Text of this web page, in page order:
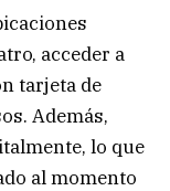
acceder a
tarjeta de
Además,
lo que
al momento